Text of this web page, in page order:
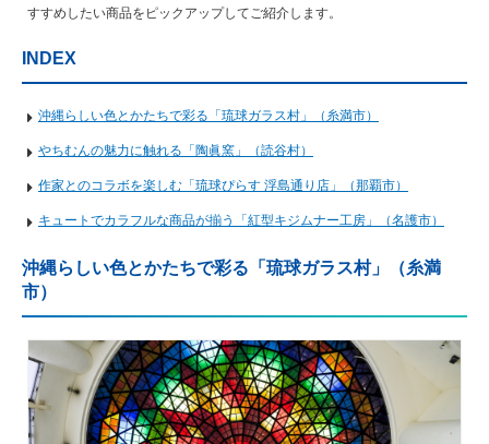
すすめしたい商品をピックアップしてご紹介します。
INDEX
沖縄らしい色とかたちで彩る「琉球ガラス村」（糸満市）
やちむんの魅力に触れる「陶眞窯」（読谷村）
作家とのコラボを楽しむ「琉球ぴらす 浮島通り店」（那覇市）
キュートでカラフルな商品が揃う「紅型キジムナー工房」（名護市）
沖縄らしい色とかたちで彩る「琉球ガラス村」（糸満
市）